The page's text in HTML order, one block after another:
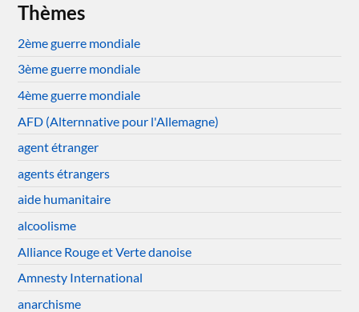
Thèmes
2ème guerre mondiale
3ème guerre mondiale
4ème guerre mondiale
AFD (Alternnative pour l'Allemagne)
agent étranger
agents étrangers
aide humanitaire
alcoolisme
Alliance Rouge et Verte danoise
Amnesty International
anarchisme